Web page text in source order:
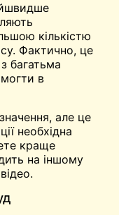
кількістю
Фактично, це
багатьма
в
але це
необхідна
краще
на іншому